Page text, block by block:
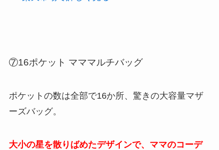
⑦16ポケット マママルチバッグ
ポケットの数は全部で16か所、驚きの大容量マザ
ーズバッグ。
大小の星を散りばめたデザインで、ママのコーデ